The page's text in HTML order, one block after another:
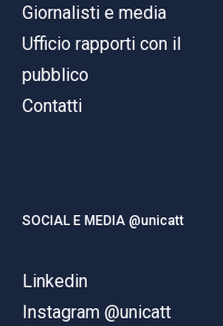
Giornalisti e media
Ufficio rapporti con il
pubblico
Contatti
SOCIAL E MEDIA @unicatt
Linkedin
Instagram @unicatt